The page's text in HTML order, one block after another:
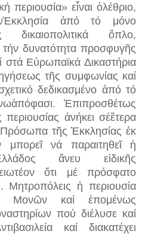
περιουσία» εἶναι ὀλέθριο,
ἀπό τό μόνο
δικαιοπολιτικά ὅπλο,
δυνατότητα προσφυγῆς
Εὐρωπαϊκά Δικαστήρια
τῆς συμφωνίας καί
δεδικασμένο ἀπό τό
Ἐπιπροσθέτως
ἀνήκει σέἕτερα
Πρόσωπα τῆς Ἐκκλησίας ἐκ
μπορεῖ νά παραιτηθεῖ ἡ
ἄνευ εἰδικῆς
ὅτι μέ πρόσφατο
Μητροπόλεις ἡ περιουσία
Μονῶν καί ἑπομένως
πού διέλυσε καί
καί διακατέχει